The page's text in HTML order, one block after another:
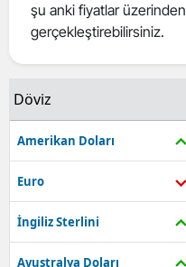
şu anki fiyatlar üzerinden
gerçekleştirebilirsiniz.
Döviz
Amerikan Doları
Euro
İngiliz Sterlini
Avustralya Doları